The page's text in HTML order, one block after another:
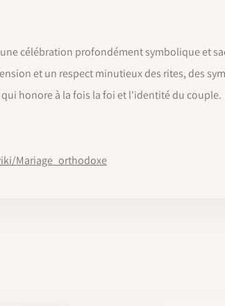
célébration profondément symbolique et
et un respect minutieux des rites, des
honore à la fois la foi et l'identité du couple.
Mariage_orthodoxe